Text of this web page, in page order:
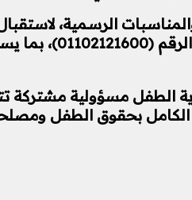
لا سيما خلال الأعياد والمناسبات
وبلاغات المواطنين المتعلقة بالأطفال، سواء من خلال
الطفل مسؤولية مشتركة
الكامل بحقوق الطفل